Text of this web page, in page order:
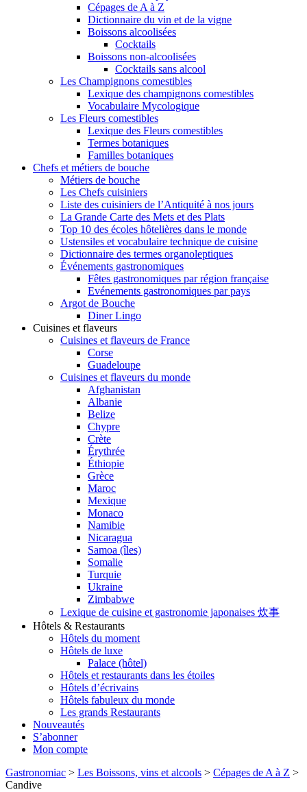
Cépages de A à Z
Dictionnaire du vin et de la vigne
Boissons alcoolisées
Cocktails
Boissons non-alcoolisées
Cocktails sans alcool
Les Champignons comestibles
Lexique des champignons comestibles
Vocabulaire Mycologique
Les Fleurs comestibles
Lexique des Fleurs comestibles
Termes botaniques
Familles botaniques
Chefs et métiers de bouche
Métiers de bouche
Les Chefs cuisiniers
Liste des cuisiniers de l’Antiquité à nos jours
La Grande Carte des Mets et des Plats
Top 10 des écoles hôtelières dans le monde
Ustensiles et vocabulaire technique de cuisine
Dictionnaire des termes organoleptiques
Événements gastronomiques
Fêtes gastronomiques par région française
Evénements gastronomiques par pays
Argot de Bouche
Diner Lingo
Cuisines et flaveurs
Cuisines et flaveurs de France
Corse
Guadeloupe
Cuisines et flaveurs du monde
Afghanistan
Albanie
Belize
Chypre
Crète
Érythrée
Éthiopie
Grèce
Maroc
Mexique
Monaco
Namibie
Nicaragua
Samoa (îles)
Somalie
Turquie
Ukraine
Zimbabwe
Lexique de cuisine et gastronomie japonaises 炊事
Hôtels & Restaurants
Hôtels du moment
Hôtels de luxe
Palace (hôtel)
Hôtels et restaurants dans les étoiles
Hôtels d’écrivains
Hôtels fabuleux du monde
Les grands Restaurants
Nouveautés
S’abonner
Mon compte
Gastronomiac > Les Boissons, vins et alcools > Cépages de A à Z >
Candive